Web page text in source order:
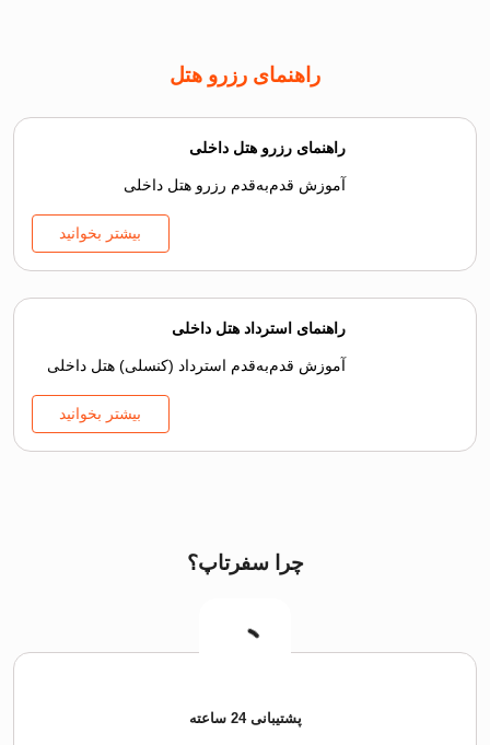
راهنمای رزرو هتل
راهنمای رزرو هتل داخلی
آموزش قدم‌به‌قدم رزرو هتل داخلی
بیشتر بخوانید
راهنمای استرداد هتل داخلی
آموزش قدم‌به‌قدم استرداد (کنسلی) هتل داخلی
بیشتر بخوانید
چرا سفرتاپ؟
پشتیبانی 24 ساعته